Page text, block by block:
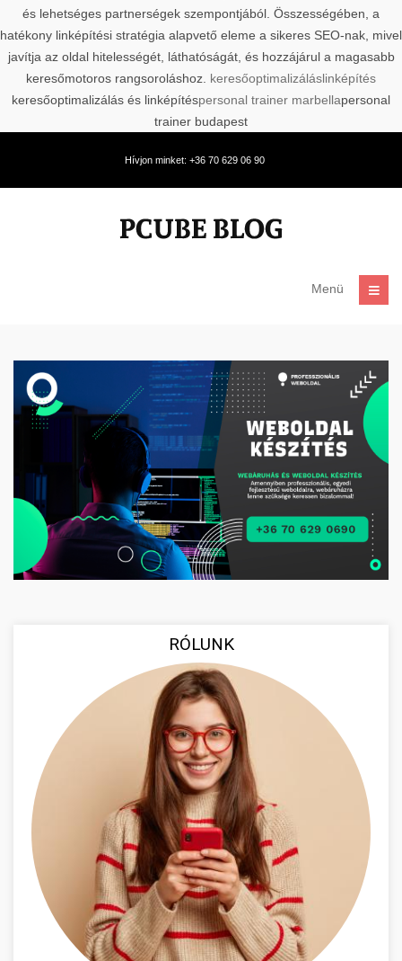
és lehetséges partnerségek szempontjából. Összességében, a
hatékony linképítési stratégia alapvető eleme a sikeres SEO-nak, mivel
javítja az oldal hitelességét, láthatóságát, és hozzájárul a magasabb
keresőmotoros rangsoroláshoz. keresőoptimalizáláslinképítés
keresőoptimalizálás és linképítéspersonal trainer marbellapersonal
trainer budapest
Hívjon minket: +36 70 629 06 90
Menü
RÓLUNK